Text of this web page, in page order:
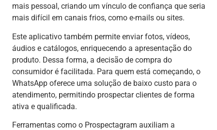
mais pessoal, criando um vínculo de confiança que seria
mais difícil em canais frios, como e-mails ou sites.
Este aplicativo também permite enviar fotos, vídeos,
áudios e catálogos, enriquecendo a apresentação do
produto. Dessa forma, a decisão de compra do
consumidor é facilitada. Para quem está começando, o
WhatsApp oferece uma solução de baixo custo para o
atendimento, permitindo prospectar clientes de forma
ativa e qualificada.
Ferramentas como o Prospectagram auxiliam a